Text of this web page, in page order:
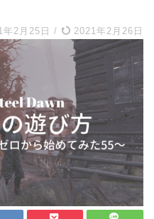
年2月25日 / 2021年2月26日